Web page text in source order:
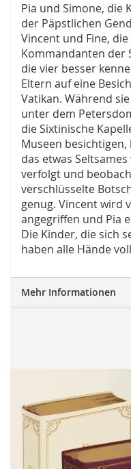
Pia und Simone, die
der Päpstlichen
Vincent und Fine,
Kommandanten der
die vier besser
Eltern auf eine
Vatikan. Während
unter dem
die Sixtinische
Museen
das etwas
verfolgt und
verschlüsselte
genug. Vincent wird
angegriffen und Pia
Die Kinder, die sich
haben alle Hände
Mehr Informationen